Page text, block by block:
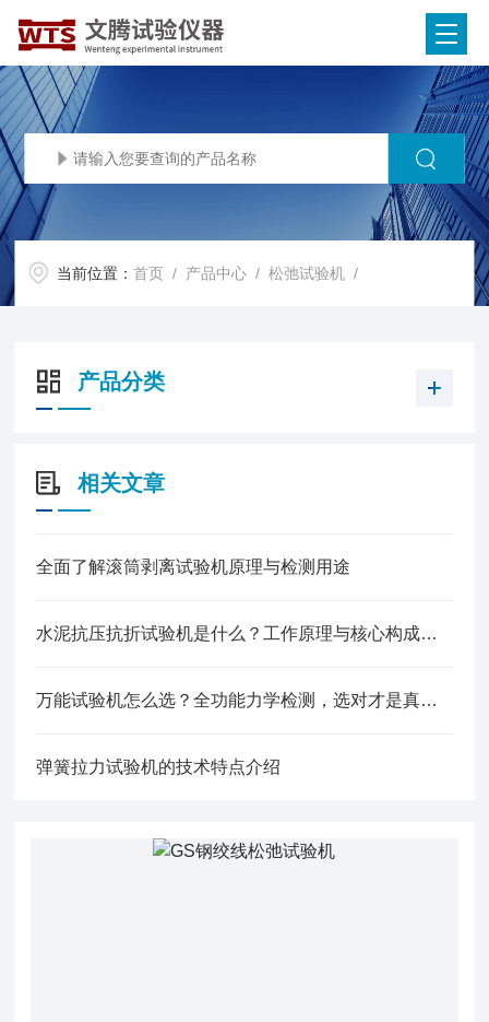
当前位置：首页 / 产品中心 /松弛试验机 /
产品分类
相关文章
全面了解滚筒剥离试验机原理与检测用途
水泥抗压抗折试验机是什么？工作原理与核心构成全解析
万能试验机怎么选？全功能力学检测，选对才是真省心
弹簧拉力试验机的技术特点介绍